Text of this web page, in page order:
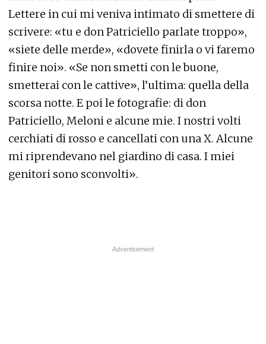
Lettere in cui mi veniva intimato di smettere di
scrivere: «tu e don Patriciello parlate troppo»,
«siete delle merde», «dovete finirla o vi faremo
finire noi». «Se non smetti con le buone,
smetterai con le cattive», l’ultima: quella della
scorsa notte. E poi le fotografie: di don
Patriciello, Meloni e alcune mie. I nostri volti
cerchiati di rosso e cancellati con una X. Alcune
mi riprendevano nel giardino di casa. I miei
genitori sono sconvolti».